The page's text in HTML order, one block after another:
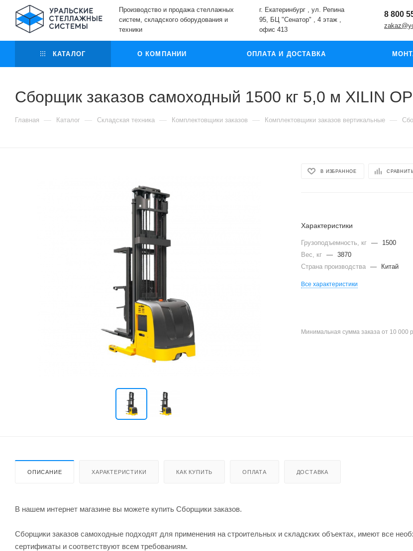
Производство и продажа стеллажных
систем, складского оборудования и
техники
г. Екатеринбург , ул. Репина
95, БЦ "Сенатор" , 4 этаж ,
офис 413
8 800
КАТАЛОГ О КОМПАНИИ ОПЛАТА И ДОСТАВКА
Сборщик заказов самоходный 1500 кг 5,0 м XILIN
Главная — Каталог — Складская техника — Комплектовщики заказов — Комплектовщики заказов вертикальные —
В ИЗБРАННОЕ
Характеристики
Грузоподъемность, кг —
1500
Вес, кг
—
3870
Страна производства
— Китай
Все характеристики
Минимальная сумма заказа от 10 000
ОПИСАНИЕ ХАРАКТЕРИСТИКИ КАК КУПИТЬ ОПЛАТА ДОСТАВКА
В нашем интернет магазине вы можете купить Сборщики заказов.
Сборщики заказов самоходные подходят для применения на строительных и складских объектах, имеют все
сертификаты и соответствуют всем требованиям.